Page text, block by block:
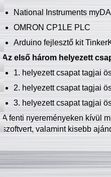
National Instruments
OMRON CP1LE PLC
Arduino fejlesztő kit
Az első három helyezett
1. helyezett csapat tagjai
2. helyezett csapat tagjai
3. helyezett csapat tagjai
A fenti nyereményeken kívül
szoftvert, valamint kisebb